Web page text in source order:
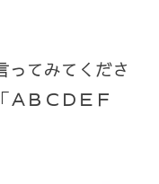
ってみてくださ
ＡＢＣＤＥＦ